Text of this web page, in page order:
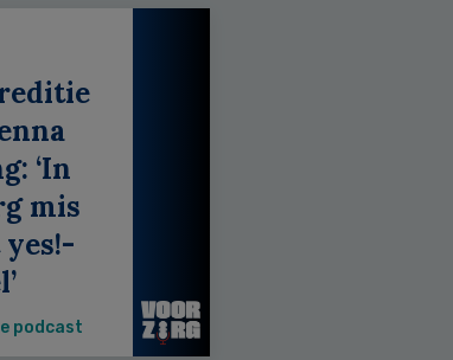
‘In
mis
podcast